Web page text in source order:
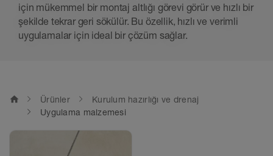
için mükemmel bir montaj altlığı görevi görür ve hızlı bir
şekilde tekrar geri sökülür. Bu özellik, hızlı ve verimli
uygulamalar için ideal bir çözüm sağlar.
home Ürünler
Kurulum hazırlığı ve drenaj
Uygulama malzemesi